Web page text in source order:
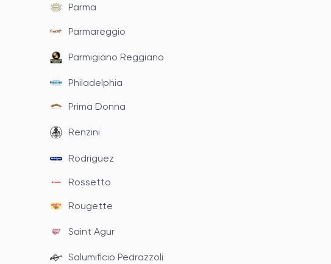
Parma
Parmareggio
Parmigiano Reggiano
Philadelphia
Prima Donna
Renzini
Rodriguez
Rossetto
Rougette
Saint Agur
Salumificio Pedrazzoli